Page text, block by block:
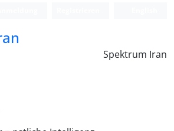
Spektrum Iran